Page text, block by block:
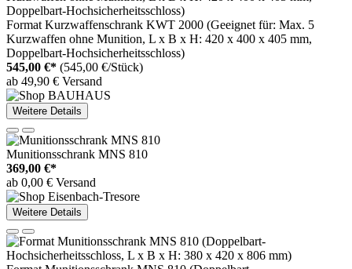
Format Kurzwaffenschrank KWT 2000 (Geeignet für: Max. 5
Kurzwaffen ohne Munition, L x B x H: 420 x 400 x 405 mm,
Doppelbart-Hochsicherheitsschloss)
545,00 €* (545,00 €/Stück)
ab 49,90 € Versand
Weitere Details
Munitionsschrank MNS 810
369,00 €*
ab 0,00 € Versand
Weitere Details